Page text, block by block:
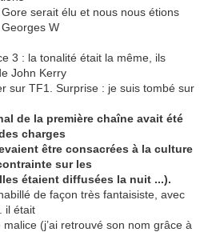
serait élu et nous nous étions
W
3 : la tonalité était la même, ils
John Kerry
sur TF1. Surprise : je suis tombé sur
de la première chaîne avait été
charges
être consacrées à la culture
sur les
étaient diffusées la nuit ...).
de façon très fantaisiste, avec
il était
(j’ai retrouvé son nom grâce à